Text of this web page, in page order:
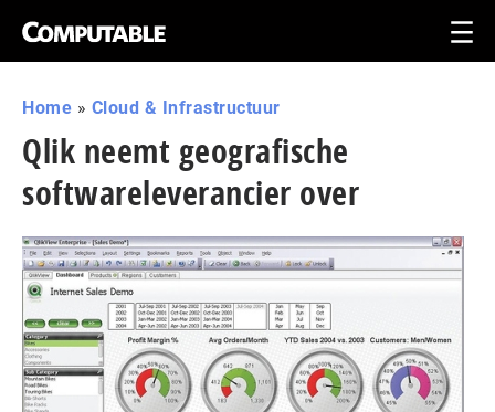
Home » Cloud & Infrastructuur
Qlik neemt geografische
softwareleverancier over